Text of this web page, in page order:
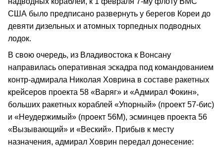
США было предписано развернуть у берегов Кореи до
девяти дизельных и атомных торпедных подводных
лодок.
В свою очередь, из Владивостока к Вонсану
направилась оперативная эскадра под командованием
контр-адмирала Николая Ховрина в составе ракетных
крейсеров проекта 58 «Варяг» и «Адмирал Фокин»,
больших ракетных кораблей «Упорный» (проект 57-бис)
и «Неудержимый» (проект 56М), эсминцев проекта 56
«Вызывающий» и «Веский». Прибыв к месту
назначения, адмирал Ховрин передал донесение: